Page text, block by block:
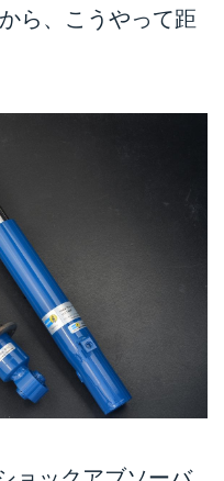
ら、こうやって距